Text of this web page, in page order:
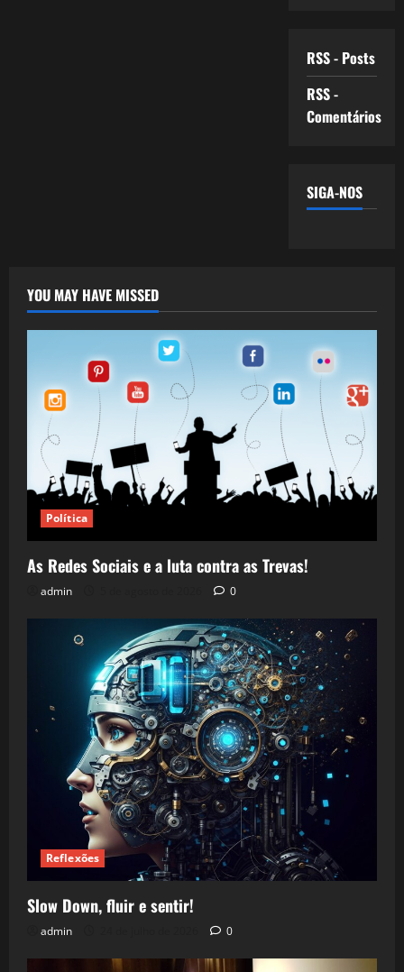
RSS - Posts
RSS -
Comentários
SIGA-NOS
YOU MAY HAVE MISSED
Política
As Redes Sociais e a luta contra as Trevas!
admin 0
Reflexões
Slow Down, fluir e sentir!
admin 0